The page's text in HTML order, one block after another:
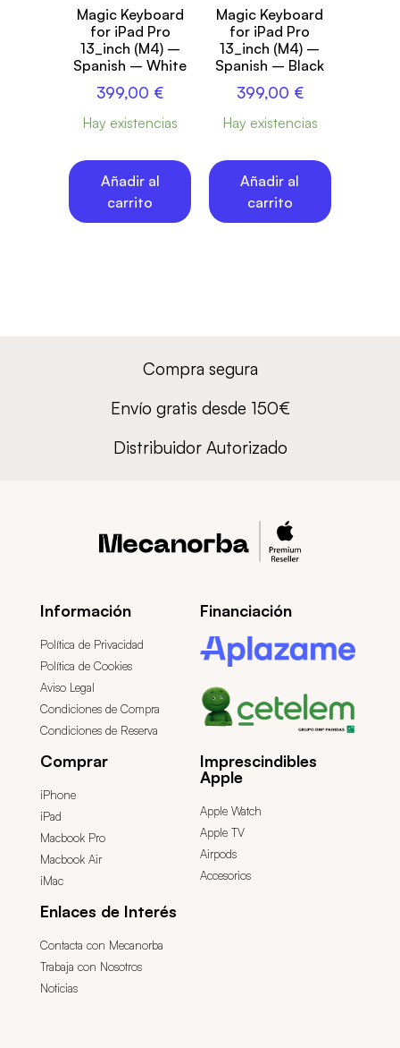
Magic Keyboard
for iPad Pro
13_inch (M4) –
Spanish – White
399,00 €
Hay existencias
Añadir al
carrito
Magic Keyboard
for iPad Pro
13_inch (M4) –
Spanish – Black
399,00 €
Hay existencias
Añadir al
carrito
Compra segura
Envío gratis desde 150€
Distribuidor Autorizado
Información
Política de Privacidad
Política de Cookies
Aviso Legal
Condiciones de Compra
Condiciones de Reserva
Financiación
Comprar
iPhone
iPad
Macbook Pro
Macbook Air
iMac
Imprescindibles
Apple
Apple Watch
Apple TV
Airpods
Accesorios
Enlaces de Interés
Contacta con Mecanorba
Trabaja con Nosotros
Noticias